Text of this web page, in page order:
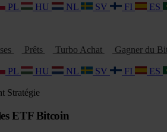
PL HU NL SV FI ES
Prêts Turbo Achat Gagner du
PL HU NL SV FI ES
Stratégie
ETF Bitcoin